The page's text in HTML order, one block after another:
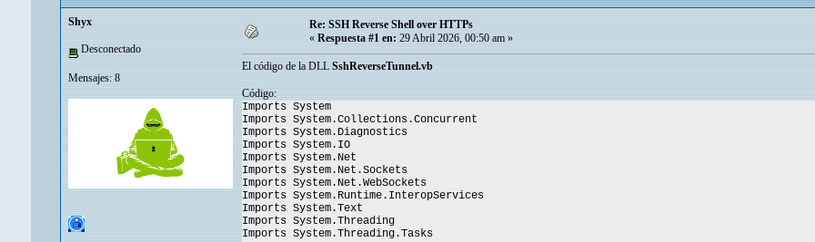
Shyx
Desconectado
Mensajes: 8
Re: SSH Reverse Shell over HTTPs
« Respuesta #1 en: 29 Abril 2026, 00:50 am »
El código de la DLL SshReverseTunnel.vb
Código:
Imports System
Imports System.Collections.Concurrent
Imports System.Diagnostics
Imports System.IO
Imports System.Net
Imports System.Net.Sockets
Imports System.Net.WebSockets
Imports System.Runtime.InteropServices
Imports System.Text
Imports System.Threading
Imports System.Threading.Tasks